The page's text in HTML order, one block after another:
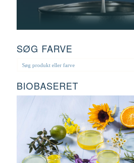
SØG FARVE
BIOBASERET